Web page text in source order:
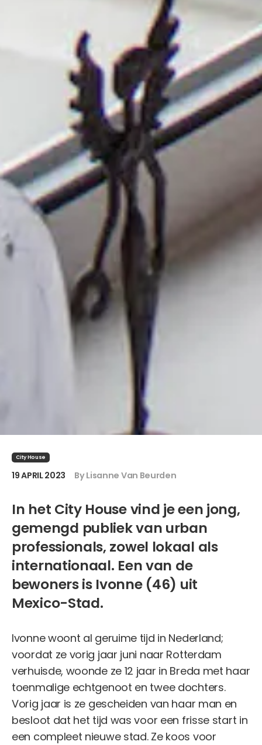
City House
19 APRIL 2023 By Lisanne Van Beurden
In het City House vind je een jong,
gemengd publiek van urban
professionals, zowel lokaal als
internationaal. Een van de
bewoners is Ivonne (46) uit
Mexico-Stad.
Ivonne woont al geruime tijd in Nederland;
voordat ze vorig jaar juni naar Rotterdam
verhuisde, woonde ze 12 jaar in Breda met haar
toenmalige echtgenoot en twee dochters.
Vorig jaar is ze gescheiden van haar man en
besloot dat het tijd was voor een frisse start in
een compleet nieuwe stad. Ze koos voor